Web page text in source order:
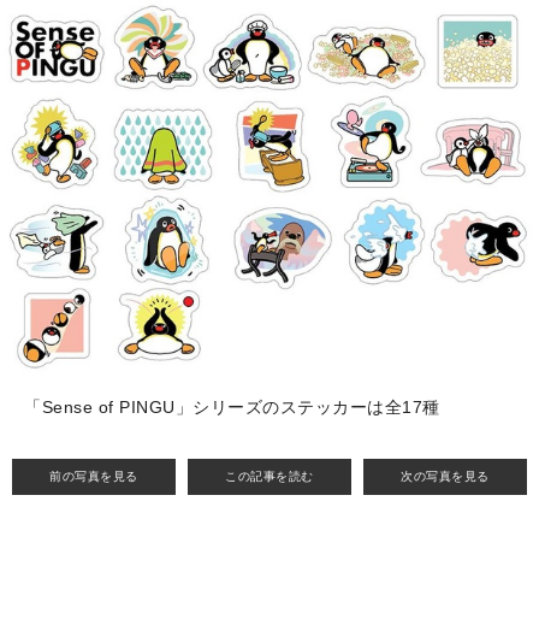
前の写真を見る この記事を読む 次の写真を見る
「Sense of PINGU」シリーズのステッカーは全17種